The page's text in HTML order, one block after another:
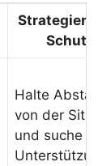
Strategien
Schutz
Halte Abstand
von der
und suche
Unterstützung